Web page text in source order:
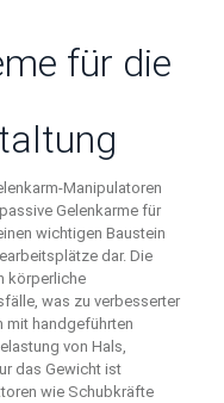
für die
Manipulatoren
Gelenkarme für
wichtigen Baustein
dar. Die
körperliche
was zu verbesserter
mit handgeführten
von Hals,
das Gewicht ist
wie Schubkräfte